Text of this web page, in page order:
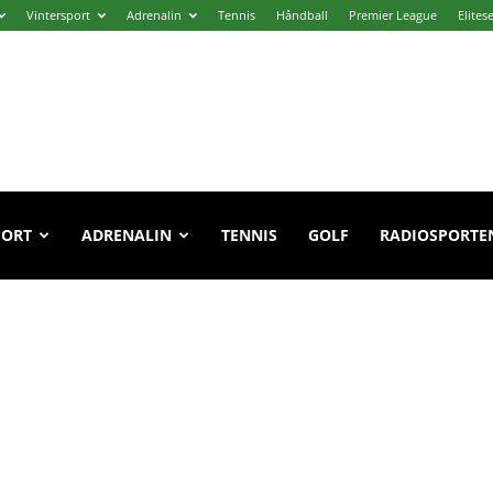
Vintersport Adrenalin Tennis Håndball Premier League
ADRENALIN TENNIS GOLF